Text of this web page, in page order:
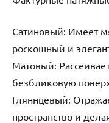
Сатиновый: Имеет
роскошный и
Матовый:
безбликовую
Гляннцевый:
пространство и